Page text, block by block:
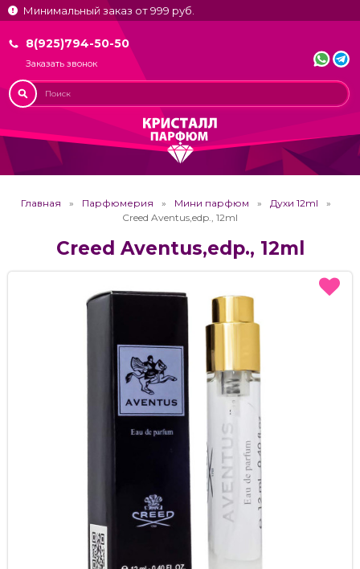
Минимальный заказ от 999 руб.
8(925)794-50-50
Заказать звонок
Главная Парфюмерия Мини парфюм
Духи 12ml
Creed Aventus,edp., 12ml
Creed Aventus,edp., 12ml